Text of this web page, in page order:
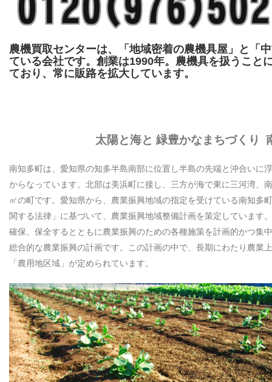
農機買取センターは、「地域密着の農機具屋」と「
ている会社です。創業は1990年。農機具を扱うこと
ており、常に販路を拡大しています。
太陽と海と 緑豊かなまちづくり
南知多町は、愛知県の知多半島南部に位置し半島の先端と沖合いに
からなっています。北部は美浜町に接し、三方が海で東に三河湾、
㎡の町です。愛知県から、農業振興地域の指定を受けている南知多
関する法律」に基づいて、農業振興地域整備計画を策定しています
確保、保全するとともに農業振興のための各種施策を計画的かつ集
総合的な農業振興の計画です。この計画の中で、長期にわたり農業
「農用地区域」が定められています。